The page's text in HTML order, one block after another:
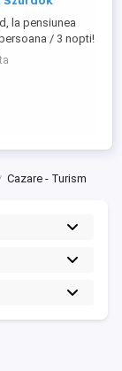
la pensiunea
/ 3 nopti!
de vacanță!
în ciubărul
Situată la 200
Cazare - Turism